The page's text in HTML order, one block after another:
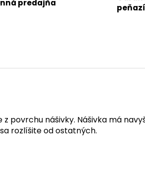
predajňa
peňazí
nášivky. Nášivka má
rozlíšite od ostatných.